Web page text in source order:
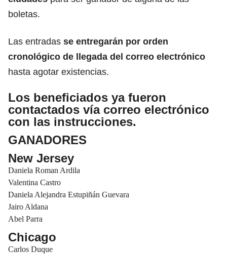
boletas.
Las entradas se entregarán por orden
cronológico de llegada del correo electrónico
hasta agotar existencias.
Los beneficiados ya fueron
contactados vía correo electrónico
con las instrucciones.
GANADORES
New Jersey
Daniela Roman Ardila
Valentina Castro
Daniela Alejandra Estupiñán Guevara
Jairo Aldana
Abel Parra
Chicago
Carlos Duque